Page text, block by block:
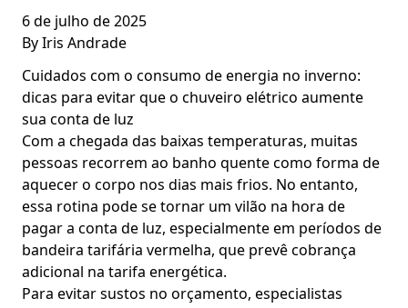
6 de julho de 2025
ByIris Andrade
Cuidados com o consumo de energia no inverno:
dicas para evitar que o chuveiro elétrico aumente
sua conta de luz
Com a chegada das baixas temperaturas, muitas
pessoas recorrem ao banho quente como forma de
aquecer o corpo nos dias mais frios. No entanto,
essa rotina pode se tornar um vilão na hora de
pagar a conta de luz, especialmente em períodos de
bandeira tarifária vermelha, que prevê cobrança
adicional na tarifa energética.
Para evitar sustos no orçamento, especialistas